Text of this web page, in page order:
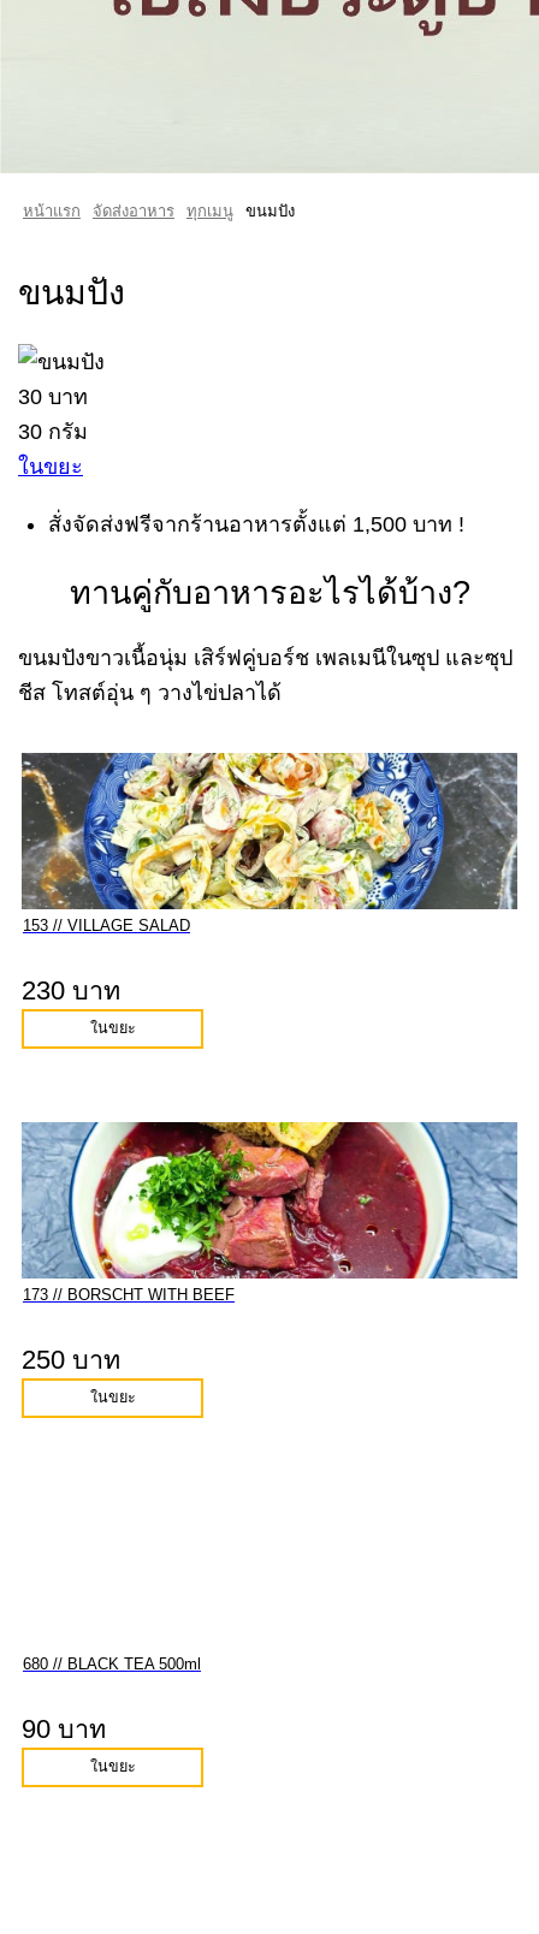
หน้าแรก จัดส่งอาหาร ทุกเมนู ขนมปัง
ขนมปัง
30 บาท
30 กรัม
ในขยะ
สั่งจัดส่งฟรีจากร้านอาหารตั้งแต่ 1,500 บาท !
ทานคู่กับอาหารอะไรได้บ้าง?
ขนมปังขาวเนื้อนุ่ม เสิร์ฟคู่บอร์ช เพลเมนีในซุป และซุป
ชีส โทสต์อุ่น ๆ วางไข่ปลาได้
153 // VILLAGE SALAD
230 บาท
ในขยะ
173 // BORSCHT WITH BEEF
250 บาท
ในขยะ
680 // BLACK TEA 500ml
90 บาท
ในขยะ